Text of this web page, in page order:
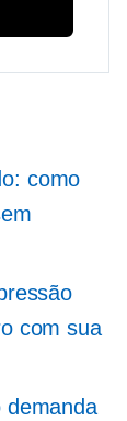
como
com sua
demanda